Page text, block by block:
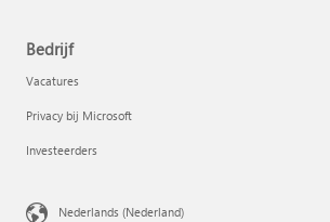
Bedrijf
Vacatures
Privacy bij Microsoft
Investeerders
Nederlands (Nederland)